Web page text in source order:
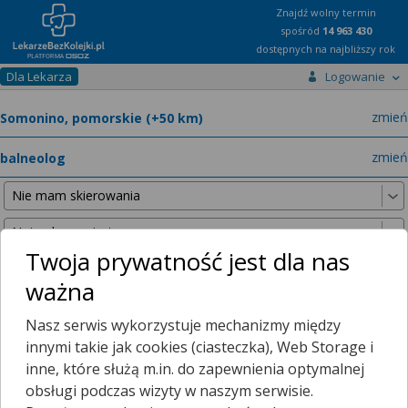
Znajdź wolny termin
spośród 14 963 430
dostępnych na najbliższy rok
Dla Lekarza Logowanie
zmień
zmień
Nie znaleźliśmy żadnych lekarzy w promieniu25 km , dlatego
zwiększyliśmy promień wyszukiwania do
50 km
Twoja prywatność jest dla nas
ważna
Nasz serwis wykorzystuje mechanizmy między
innymi takie jak cookies (ciasteczka), Web Storage i
inne, które służą m.in. do zapewnienia optymalnej
obsługi podczas wizyty w naszym serwisie.